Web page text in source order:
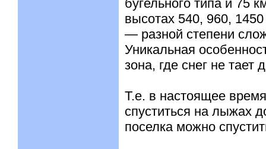
бугельного типа и 75
высотах 540, 960,
— разной степени
Уникальная
зона, где снег не тает
Т.е. в настоящее
спуститься на лыжах
поселка можно